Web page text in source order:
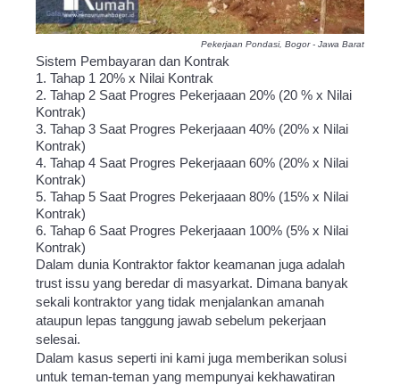
Pekerjaan Pondasi, Bogor - Jawa Barat
Sistem Pembayaran dan Kontrak
1. Tahap 1 20% x Nilai Kontrak
2. Tahap 2 Saat Progres Pekerjaaan 20% (20 % x Nilai
Kontrak)
3. Tahap 3 Saat Progres Pekerjaaan 40% (20% x Nilai
Kontrak)
4. Tahap 4 Saat Progres Pekerjaaan 60% (20% x Nilai
Kontrak)
5. Tahap 5 Saat Progres Pekerjaaan 80% (15% x Nilai
Kontrak)
6. Tahap 6 Saat Progres Pekerjaaan 100% (5% x Nilai
Kontrak)
Dalam dunia Kontraktor faktor keamanan juga adalah
trust issu yang beredar di masyarkat. Dimana banyak
sekali kontraktor yang tidak menjalankan amanah
ataupun lepas tanggung jawab sebelum pekerjaan
selesai.
Dalam kasus seperti ini kami juga memberikan solusi
untuk teman-teman yang mempunyai kekhawatiran